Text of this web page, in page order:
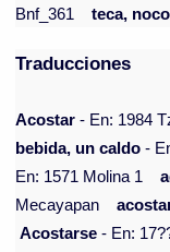
Bnf_361
teca,
Traducciones
Acostar - En: 1984
bebida, un caldo -
En: 1571 Molina 1
Mecayapan
Acostarse - En: